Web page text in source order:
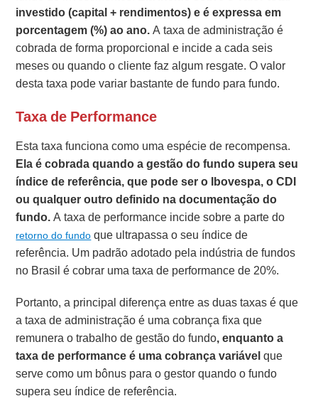
investido (capital + rendimentos) e é expressa em
porcentagem (%) ao ano.A taxa de administração é
cobrada de forma proporcional e incide a cada seis
meses ou quando o cliente faz algum resgate. O valor
desta taxa pode variar bastante de fundo para fundo.
Taxa de Performance
Esta taxa funciona como uma espécie de recompensa.
Ela é cobrada quando a gestão do fundo supera seu
índice de referência, que pode ser o Ibovespa, o CDI
ou qualquer outro definido na documentação do
fundo.A taxa de performance incide sobre a parte do
retorno do fundo que ultrapassa o seu índice de
referência. Um padrão adotado pela indústria de fundos
no Brasil é cobrar uma taxa de performance de 20%.
Portanto, a principal diferença entre as duas taxas é que
a taxa de administração é uma cobrança fixa que
remunera o trabalho de gestão do fundo, enquanto a
taxa de performance é uma cobrança variávelque
serve como um bônus para o gestor quando o fundo
supera seu índice de referência.